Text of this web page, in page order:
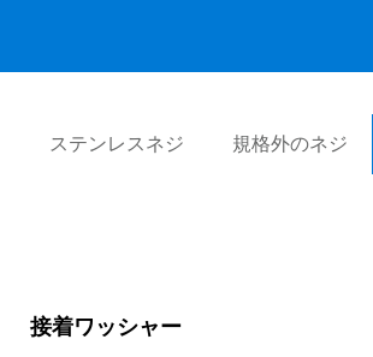
ステンレスネジ 規格外のネジ
接着ワッシャー